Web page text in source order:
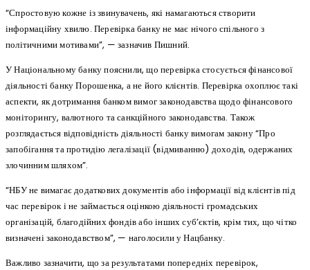
“Спростовую кожне із звинувачень, які намагаються створити
інформаційну хвилю. Перевірка банку не має нічого спільного з
політичними мотивами”, — зазначив Пишний.
У Національному банку пояснили, що перевірка стосується фінансової
діяльності банку Порошенка, а не його клієнтів. Перевірка охоплює такі
аспекти, як дотримання банком вимог законодавства щодо фінансового
моніторингу, валютного та санкційного законодавства. Також
розглядається відповідність діяльності банку вимогам закону “Про
запобігання та протидію легалізації (відмиванню) доходів, одержаних
злочинним шляхом”.
“НБУ не вимагає додаткових документів або інформації від клієнтів під
час перевірок і не займається оцінкою діяльності громадських
організацій, благодійних фондів або інших суб’єктів, крім тих, що чітко
визначені законодавством”, — наголосили у Нацбанку.
Важливо зазначити, що за результатами попередніх перевірок,